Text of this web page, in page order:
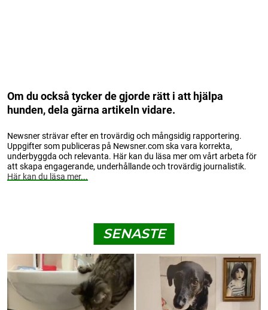
Om du också tycker de gjorde rätt i att hjälpa
hunden, dela gärna artikeln vidare.
Newsner strävar efter en trovärdig och mångsidig rapportering.
Uppgifter som publiceras på Newsner.com ska vara korrekta,
underbyggda och relevanta. Här kan du läsa mer om vårt arbeta för
att skapa engagerande, underhållande och trovärdig journalistik.
Här kan du läsa mer...
SENASTE